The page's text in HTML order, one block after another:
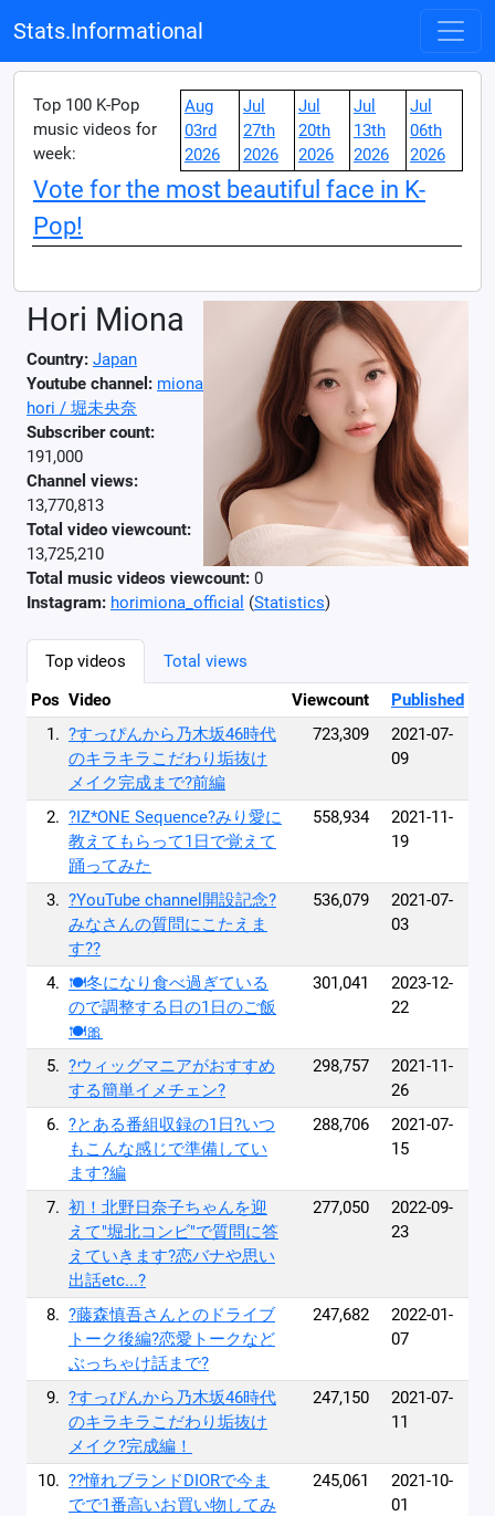
Stats.Informational
Top 100 K-Pop
music videos for
week:
Aug
03rd
2026
Jul
27th
2026
Jul
20th
2026
Jul
13th
2026
Jul
06th
2026
Vote for the most beautiful face in K-
Pop!
Hori Miona
Country: Japan
Youtube channel: miona
hori / 堀未央奈
Subscriber count:
191,000
Channel views:
13,770,813
Total video viewcount:
13,725,210
Total music videos viewcount: 0
Instagram: horimiona_official (Statistics)
Top videos
Total views
Pos Video Viewcount
Published
1. ?すっぴんから乃木坂46時代
のキラキラこだわり垢抜け
メイク完成まで?前編
723,309
2021-07-
09
2. ?IZ*ONE Sequence?みり愛に
教えてもらって1日で覚えて
踊ってみた
558,934
2021-11-
19
3. ?YouTube channel開設記念?
みなさんの質問にこたえま
す??
536,079
2021-07-
03
4. 🍽️冬になり食べ過ぎている
ので調整する日の1日のご飯
🍽️🎀
301,041
2023-12-
22
5. ?ウィッグマニアがおすすめ
する簡単イメチェン?
298,757
2021-11-
26
6. ?とある番組収録の1日?いつ
もこんな感じで準備してい
ます?編
288,706
2021-07-
15
7. 初！北野日奈子ちゃんを迎
えて"堀北コンビ"で質問に答
えていきます?恋バナや思い
出話etc...?
277,050
2022-09-
23
8. ?藤森慎吾さんとのドライブ
トーク後編?恋愛トークなど
ぶっちゃけ話まで?
247,682
2022-01-
07
9. ?すっぴんから乃木坂46時代
のキラキラこだわり垢抜け
メイク?完成編！
247,150
2021-07-
11
10. ??憧れブランドDIORで今ま
でで1番高いお買い物してみ
245,061
2021-10-
01